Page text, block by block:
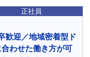
正社員
歓迎／地域密着型ド
わせた働き方が可